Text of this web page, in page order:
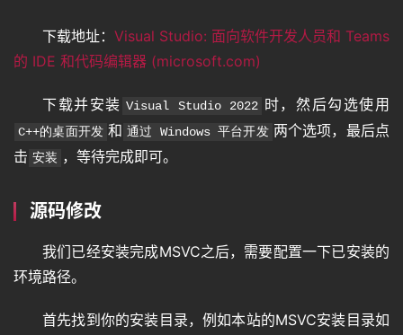
程
其
下载地址： Visual Studio: 面向软件开发人员和 Teams
的 IDE 和代码编辑器 (microsoft.com)
下载并安装 Visual Studio 2022 时，然后勾选使用
C++的桌面开发 和 通过 Windows 平台开发 两个选项，最后点
击 安装 ，等待完成即可。
源码修改
我们已经安装完成MSVC之后，需要配置一下已安装的
环境路径。
首先找到你的安装目录，例如本站的MSVC安装目录如